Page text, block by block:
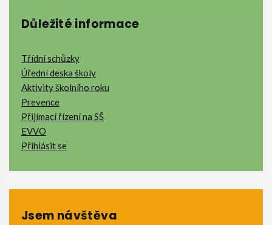
Důležité informace
Třídní schůzky
Úřední deska školy
Aktivity školního roku
Prevence
Přijímací řízení na SŠ
EVVO
Přihlásit se
Jsem návštěva